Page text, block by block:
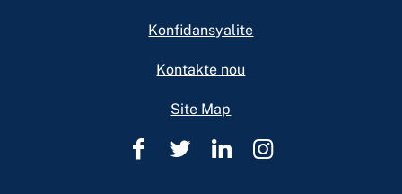
Konfidansyalite
Kontakte nou
Site Map
Èd
Èd
Èd
Èd